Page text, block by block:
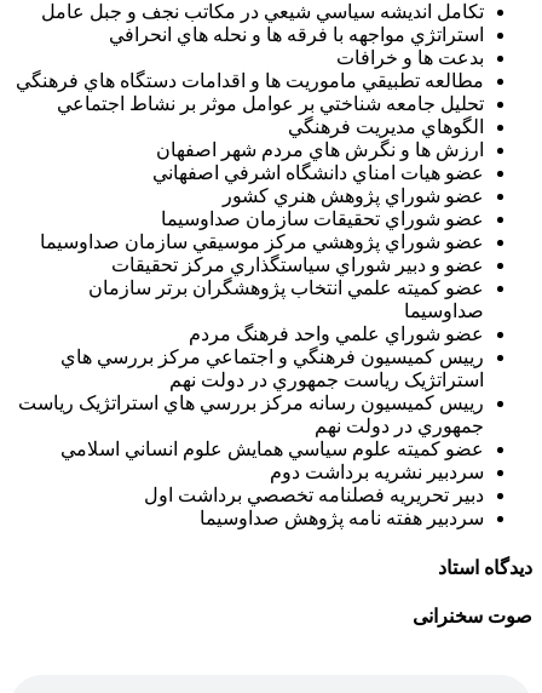
تكامل انديشه سياسي شيعي در مكاتب نجف و جبل عامل
استراتژي مواجهه با فرقه ها و نحله هاي انحرافي
بدعت ها و خرافات
مطالعه تطبيقي ماموريت ها و اقدامات دستگاه هاي فرهنگي
تحليل جامعه شناختي بر عوامل موثر بر نشاط اجتماعي
الگوهاي مديريت فرهنگي
ارزش ها و نگرش هاي مردم شهر اصفهان
عضو هيات امناي دانشگاه اشرفي اصفهاني
عضو شوراي پژوهش هنري کشور
عضو شوراي تحقيقات سازمان صداوسيما
عضو شوراي پژوهشي مرکز موسيقي سازمان صداوسيما
عضو و دبير شوراي سياستگذاري مرکز تحقيقات
عضو كميته علمي انتخاب پژوهشگران برتر سازمان
صداوسيما
عضو شوراي علمي واحد فرهنگ مردم
رييس کميسيون فرهنگي و اجتماعي مرکز بررسي هاي
استراتژيک رياست جمهوري در دولت نهم
رييس کميسيون رسانه مرکز بررسي هاي استراتژيک رياست
جمهوري در دولت نهم
عضو کميته علوم سياسي همايش علوم انساني اسلامي
سردبير نشريه برداشت دوم
دبير تحريريه فصلنامه تخصصي برداشت اول
سردبير هفته نامه پژوهش صداوسيما
دیدگاه استاد
صوت سخنرانی